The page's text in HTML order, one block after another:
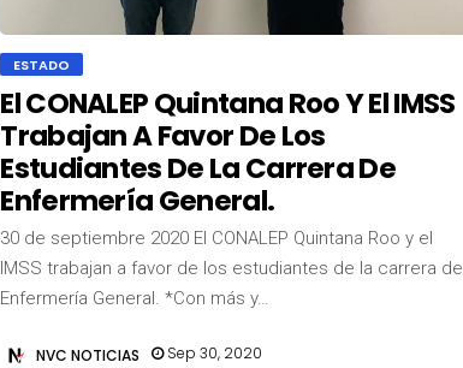
ESTADO
El CONALEP Quintana Roo Y El IMSS
Trabajan A Favor De Los
Estudiantes De La Carrera De
Enfermería General.
30 de septiembre 2020 El CONALEP Quintana Roo y el
IMSS trabajan a favor de los estudiantes de la carrera de
Enfermería General. *Con más y…
NVC NOTICIAS Sep 30, 2020